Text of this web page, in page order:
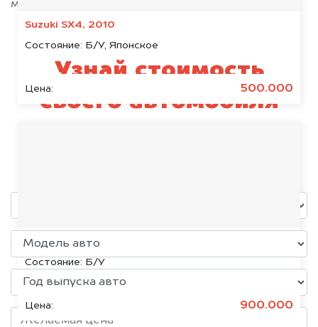
Suzuki SX4, 2010
Состояние: Б/У, Японское
Цена: 500.000
Chevrolet Cruze, 2018
Состояние: Б/У
Цена: 900.000
максимально быстро!
Узнай стоимость
своего автомобиля